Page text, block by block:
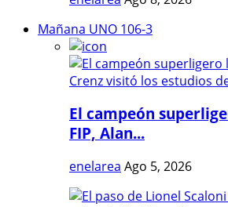
Mañana UNO 106-3
El campeón
FIP, Alan...
enelarea Ago 5, 2026